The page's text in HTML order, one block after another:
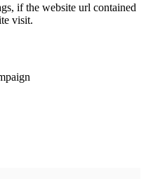
if the website url contained
visit.